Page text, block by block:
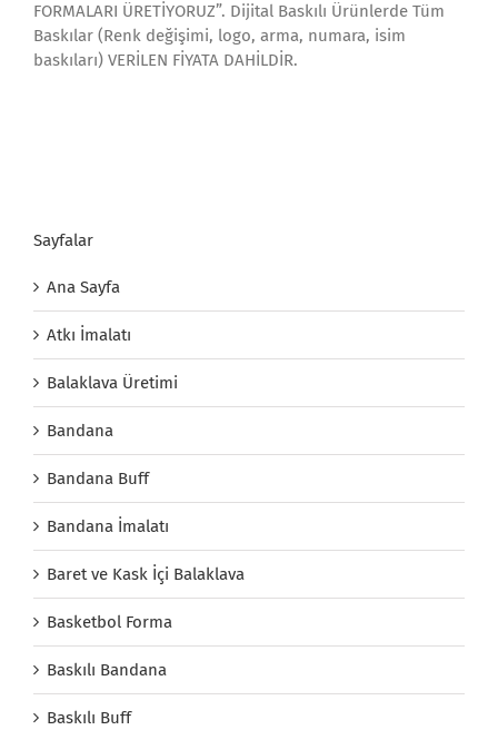
FORMALARI ÜRETİYORUZ”. Dijital Baskılı Ürünlerde Tüm
Baskılar (Renk değişimi, logo, arma, numara, isim
baskıları) VERİLEN FİYATA DAHİLDİR.
Sayfalar
Ana Sayfa
Atkı İmalatı
Balaklava Üretimi
Bandana
Bandana Buff
Bandana İmalatı
Baret ve Kask İçi Balaklava
Basketbol Forma
Baskılı Bandana
Baskılı Buff